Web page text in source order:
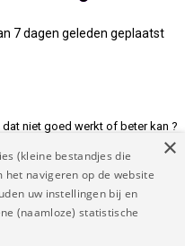
7 dagen geleden geplaatst
niet goed werkt of beter kan ?
de website voor jou beter maken
iedereen.
|Disclaimer|Algemene
(kleine bestandjes die
navigeren op de website
uw instellingen bij en
(naamloze) statistische
×